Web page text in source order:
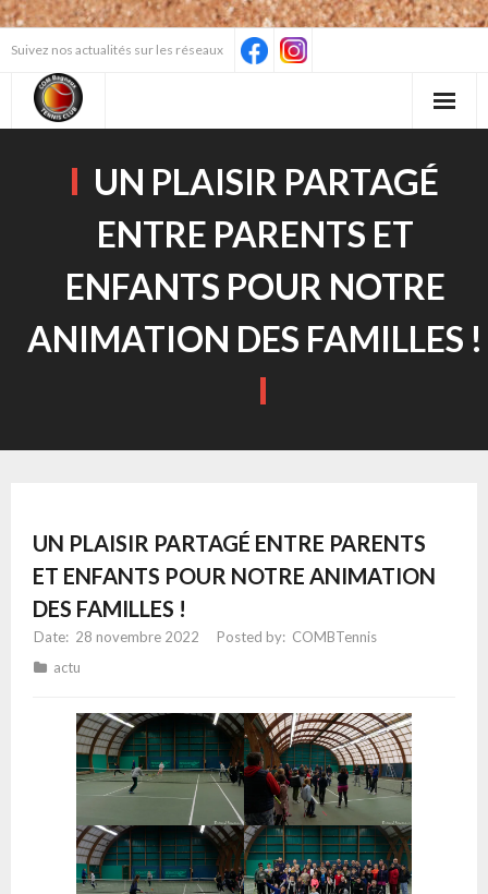
Skip
content
Suivez nos actualités sur les réseaux
UN PLAISIR PARTAGÉ
ENTRE PARENTS ET
ENFANTS POUR NOTRE
ANIMATION DES FAMILLES !
UN PLAISIR PARTAGÉ ENTRE PARENTS
ET ENFANTS POUR NOTRE ANIMATION
DES FAMILLES !
28 novembre 2022
COMBTennis
actu